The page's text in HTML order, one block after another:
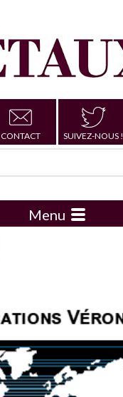
CONTACT SUIVEZ-NOUS !
Menu